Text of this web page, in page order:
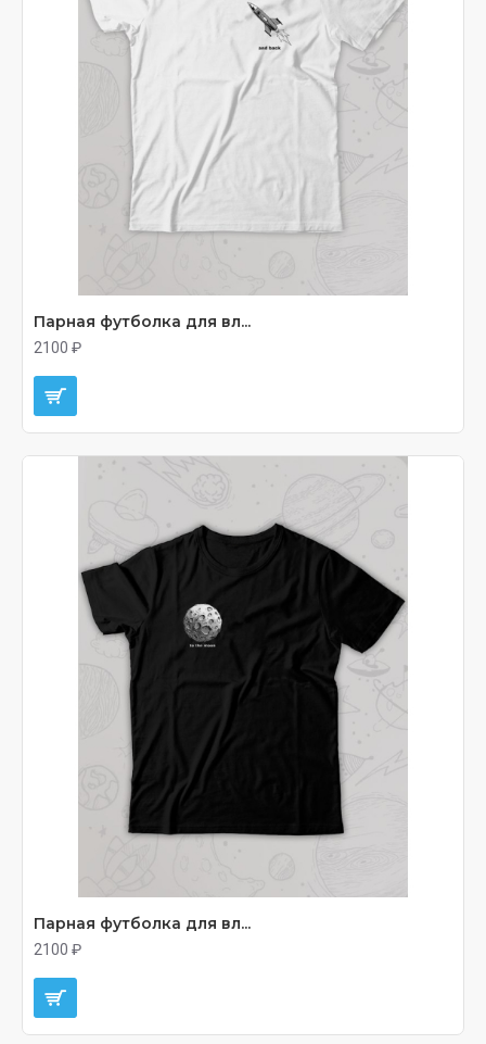
Парная футболка для вл...
2100 ₽
Парная футболка для вл...
2100 ₽